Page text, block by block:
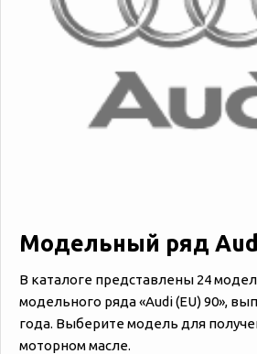
Модельный ряд
В каталоге представлены 24
модельного ряда «‎Audi (EU) 90»,
года. Выберите модель для
моторном масле.